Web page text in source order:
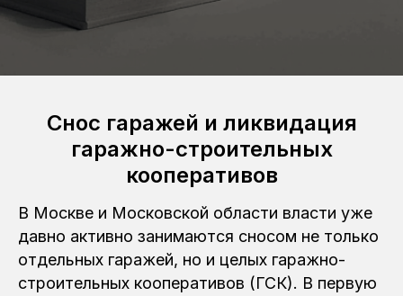
Снос гаражей и ликвидация
гаражно-строительных
кооперативов
В Москве и Московской области власти уже
давно активно занимаются сносом не только
отдельных гаражей, но и целых гаражно-
строительных кооперативов (ГСК). В первую